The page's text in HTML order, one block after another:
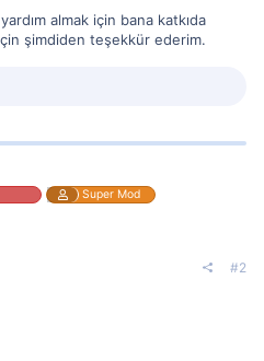
almak için bana katkıda
şimdiden teşekkür ederim.
Super Mod
#2